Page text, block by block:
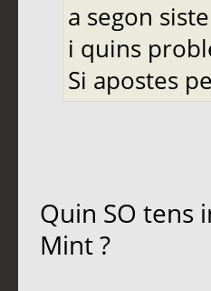
a segon
i quins
Si apostes
Quin SO tens
Mint ?